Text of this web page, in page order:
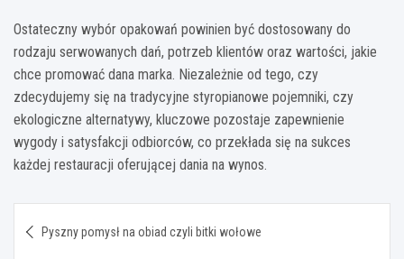
Ostateczny wybór opakowań powinien być dostosowany do
rodzaju serwowanych dań, potrzeb klientów oraz wartości, jakie
chce promować dana marka. Niezależnie od tego, czy
zdecydujemy się na tradycyjne styropianowe pojemniki, czy
ekologiczne alternatywy, kluczowe pozostaje zapewnienie
wygody i satysfakcji odbiorców, co przekłada się na sukces
każdej restauracji oferującej dania na wynos.
wpisu
Pyszny pomysł na obiad czyli bitki wołowe